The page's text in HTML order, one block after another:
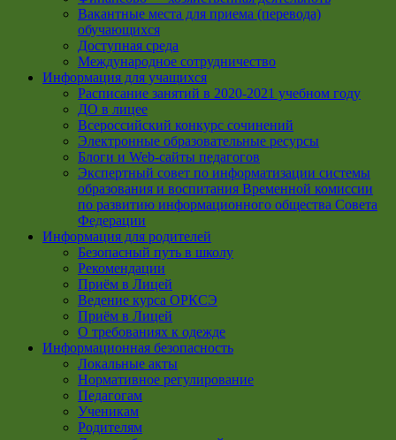
Вакантные места для приема (перевода)
обучающихся
Доступная среда
Международное сотрудничество
Информация для учащихся
Расписание занятий в 2020-2021 учебном году
ДО в лицее
Всероссийский конкурс сочинений
Электронные образовательные ресурсы
Блоги и Web-сайты педагогов
Экспертный совет по информатизации системы
образования и воспитания Временной комиссии
по развитию информационного общества Совета
Федерации
Информация для родителей
Безопасный путь в школу
Рекомендации
Приём в Лицей
Ведение курса ОРКСЭ
Приём в Лицей
О требованиях к одежде
Информационная безопасность
Локальные акты
Нормативное регулирование
Педагогам
Ученикам
Родителям